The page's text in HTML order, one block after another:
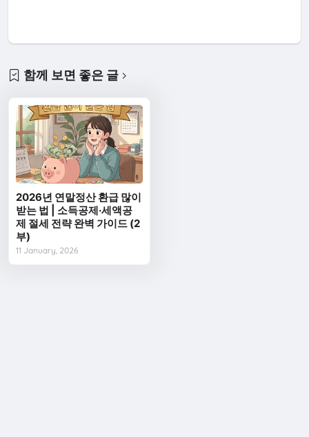
함께 보면 좋은 글
2026년 연말정산 환급 많이
받는 법 | 소득공제·세액공
제 절세 전략 완벽 가이드 (2
부)
11 January, 2026